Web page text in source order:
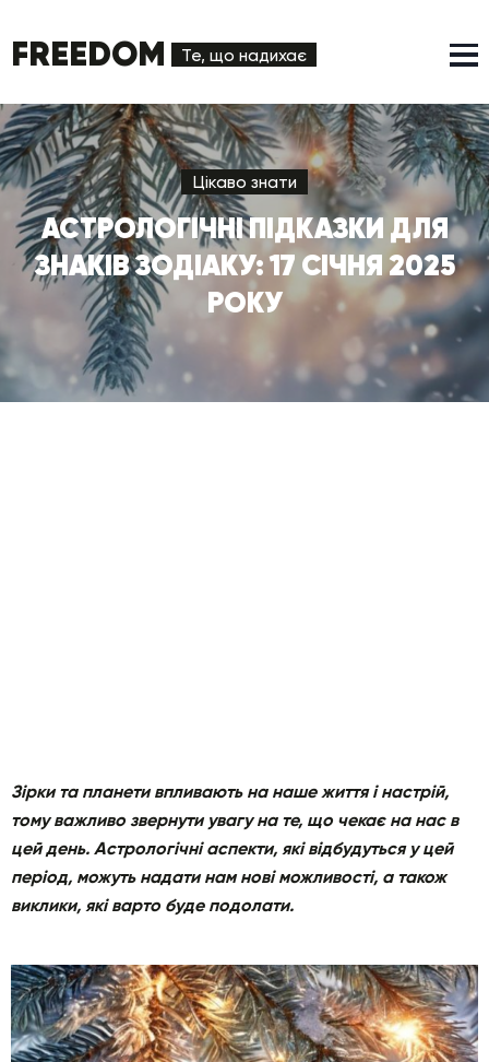
FREEDOM Те, що надихає
Цікаво знати
АСТРОЛОГІЧНІ ПІДКАЗКИ ДЛЯ
ЗНАКІВ ЗОДІАКУ: 17 СІЧНЯ 2025
РОКУ
Зірки та планети впливають на наше життя і настрій,
тому важливо звернути увагу на те, що чекає на нас в
цей день. Астрологічні аспекти, які відбудуться у цей
період, можуть надати нам нові можливості, а також
виклики, які варто буде подолати.